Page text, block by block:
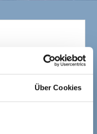
Über Cookies